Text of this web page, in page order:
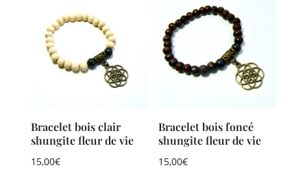
Bracelet bois clair
shungite fleur de vie
15,00€
Bracelet bois foncé
shungite fleur de vie
15,00€